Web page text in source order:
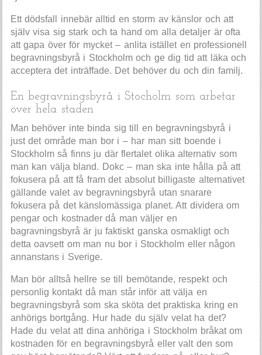
Ett dödsfall innebär alltid en storm av känslor och att
själv visa sig stark och ta hand om alla detaljer är ofta
att gapa över för mycket – anlita istället en professionell
begravningsbyrå i Stockholm och ge dig tid att läka och
acceptera det inträffade. Det behöver du och din familj.
En begravningsbyrå i Stocholm som arbetar
över hela staden
Man behöver inte binda sig till en begravningsbyrå i
just det område man bor i – har man sitt boende i
Stockholm så finns ju där flertalet olika alternativ som
man kan välja bland. Dokc – man ska inte hålla på att
fokusera på att få fram det absolut billigaste alternativet
gällande valet av begravningsbyrå utan snarare
fokusera på det känslomässiga planet. Att dividera om
pengar och kostnader då man väljer en
bagravningsbyrå är ju faktiskt ganska osmakligt och
detta oavsett om man nu bor i Stockholm eller någon
annanstans i Sverige.
Man bör alltså hellre se till bemötande, respekt och
personlig kontakt då man står inför att välja en
begravningsbyrå som ska sköta det praktiska kring en
anhörigs bortgång. Hur hade du själv velat ha det?
Hade du velat att dina anhöriga i Stockholm bråkat om
kostnaden för en begravningsbyrå eller valt den som